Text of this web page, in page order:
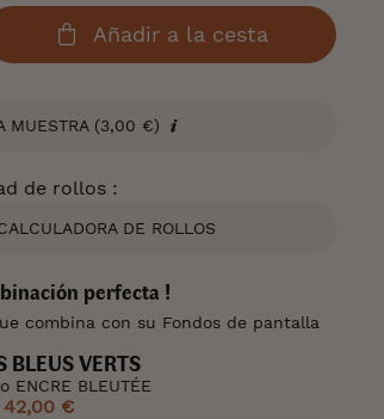
Añadir a la cesta
MUESTRA (3,00 €)
de rollos :
DE ROLLOS
perfecta !
combina con su Fondos de pantalla
BLEUS VERTS
ENCRE BLEUTÉE
42,00 €